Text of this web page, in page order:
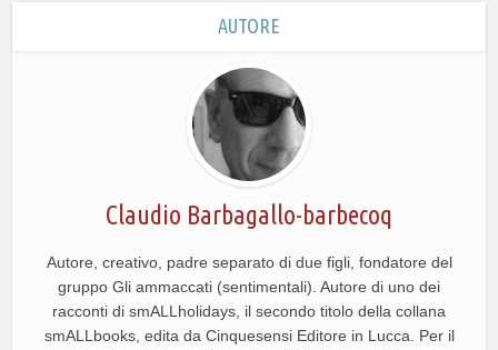
AUTORE
Claudio Barbagallo-barbecoq
Autore, creativo, padre separato di due figli, fondatore del
gruppo Gli ammaccati (sentimentali). Autore di uno dei
racconti di smALLholidays, il secondo titolo della collana
smALLbooks, edita da Cinquesensi Editore in Lucca. Per il